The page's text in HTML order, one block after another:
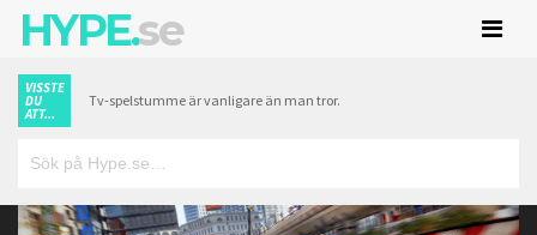
HYPE.se
VISSTE
DU
ATT...
Tv-spelstumme är vanligare än man tror.